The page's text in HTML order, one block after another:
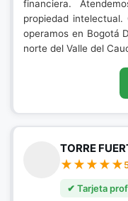
financiera.
propiedad
operamos en Bogotá
norte del Valle del
TORRE
✔ Tarjeta